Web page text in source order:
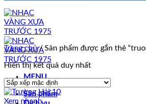
MENU
Sản phẩm
Trang chủ /Sản phẩm được gắn thẻ
Hiển thị kết quả duy nhất
Xem nhanh